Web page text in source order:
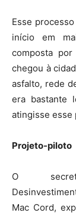
Esse
início em
composta
chegou à
asfalto, rede
era bastante
atingisse esse
Projeto-piloto
O
Mac Cord,